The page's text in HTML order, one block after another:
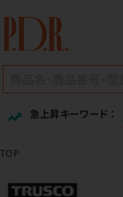
急上昇キーワード ：
TOP